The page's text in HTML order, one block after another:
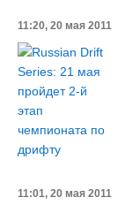
11:20, 20 мая 2011
11:01, 20 мая 2011